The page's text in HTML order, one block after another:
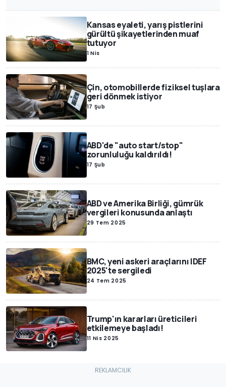
Kansas eyaleti, yarış pistlerini
gürültü şikayetlerinden muaf
tutuyor
1 Nis
Çin, otomobillerde fiziksel tuşlara
geri dönmek istiyor
17 Şub
ABD'de "auto start/stop"
zorunluluğu kaldırıldı!
17 Şub
ABD ve Amerika Birliği, gümrük
vergileri konusunda anlaştı
29 Tem 2025
BMC, yeni askeri araçlarını IDEF
2025'te sergiledi
24 Tem 2025
Trump'ın kararları üreticileri
etkilemeye başladı!
11 Nis 2025